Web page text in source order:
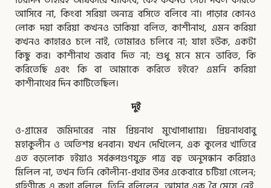
আসিবে না, কিংবা সরিয়া অন্যত্র বসিতে বলিবে না। পাড়ার কোনও
লোক দয়া করিয়া কখনও ডাকিয়া বলিত, কাশীনাথ, এমন করিয়া
কখনও কাহারও চলে নাই, তোমারও চলিবে না; যাহা হউক, একটা
কিছু কর। কাশীনাথ জবাব দিত না; শুধু মনে মনে ভাবিত, কি
করিতেছি এবং কি বা আমাকে করিতে হইবে? এমনি করিয়া
কাশীনাথের দিন কাটিতেছিল।
দুই
ও-গ্রামের জমিদারের নাম প্রিয়নাথ মুখোপাধ্যায়। প্রিয়নাথবাবু
মহাকুলীন ও অতিশয় ধনবান। যখন দেখিলেন, এক কুলের খাতিরে
এত বড়লোক হইয়াও সর্বরূপগুণযুক্ত পাত্র বহু অনুসন্ধান করিয়াও
মিলিল না, তখন তিনি কৌলীন্য-প্রথার উপর একেবারে চটিয়া গেলেন;